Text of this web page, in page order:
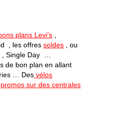
plans Levi’s
, les offres soldes , ou
, Single Day …
de bon plan en allant
… Des vélos
promos sur des centrales